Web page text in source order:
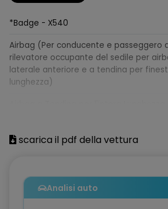
*Badge - X540
Airbag (Per conducente e passeggero
rilevatore occupante del sedile per
laterale anteriore e a tendina per
lunghezza)
Airbag laterali
All Surface Progress Control (ASPC)
scarica il pdf della vettura
Analisi auto